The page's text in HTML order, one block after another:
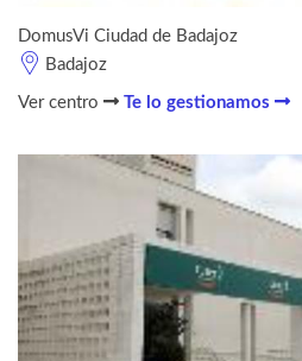
DomusVi Ciudad de Badajoz
Badajoz
Ver centro Te lo gestionamos